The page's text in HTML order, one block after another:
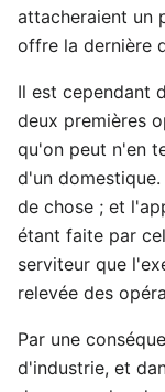
attacheraient un
offre la dernière
Il est cependant
deux premières
qu'on peut n'en
d'un
de chose ; et
étant faite par
serviteur que
relevée des
Par une
d'industrie, et